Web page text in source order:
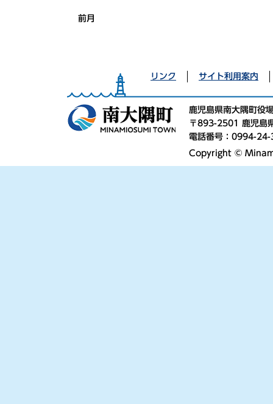
前月
リンク サイト利用案内
鹿児島県南大隅町役
〒893-2501 鹿児島
電話番号：0994-
Copyright ©